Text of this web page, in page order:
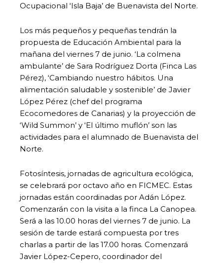
Ocupacional ‘Isla Baja’ de Buenavista del Norte.
Los más pequeños y pequeñas tendrán la
propuesta de Educación Ambiental para la
mañana del viernes 7 de junio. ‘La colmena
ambulante’ de Sara Rodríguez Dorta (Finca Las
Pérez), ‘Cambiando nuestro hábitos. Una
alimentación saludable y sostenible’ de Javier
López Pérez (chef del programa
Ecocomedores de Canarias) y la proyección de
‘Wild Summon’ y ‘El último muflón’ son las
actividades para el alumnado de Buenavista del
Norte.
Fotosíntesis, jornadas de agricultura ecológica,
se celebrará por octavo año en FICMEC. Estas
jornadas están coordinadas por Adán López.
Comenzarán con la visita a la finca La Canopea.
Será a las 10.00 horas del viernes 7 de junio. La
sesión de tarde estará compuesta por tres
charlas a partir de las 17.00 horas. Comenzará
Javier López-Cepero, coordinador del